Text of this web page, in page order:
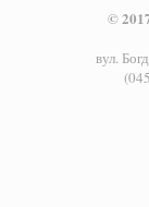
©
вул.